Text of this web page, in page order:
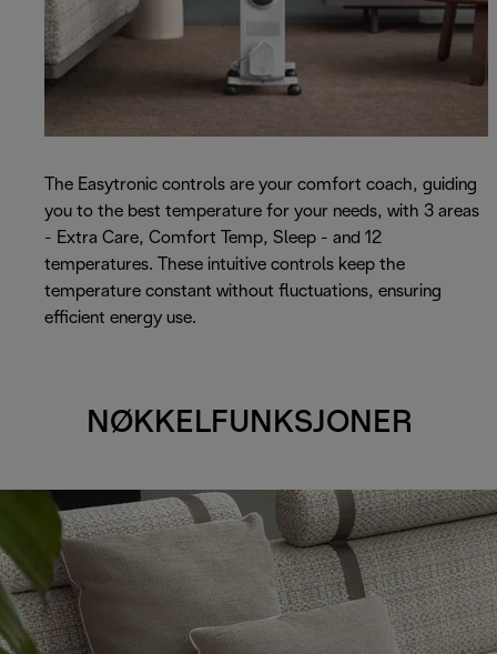
The Easytronic controls are your comfort coach, guiding
you to the best temperature for your needs, with 3 areas
- Extra Care, Comfort Temp, Sleep - and 12
temperatures. These intuitive controls keep the
temperature constant without fluctuations, ensuring
efficient energy use.
NØKKELFUNKSJONER